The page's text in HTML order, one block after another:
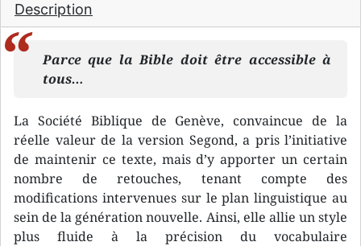
Description
Parce que la Bible doit être accessible à
tous…
La Société Biblique de Genève, convaincue de la
réelle valeur de la version Segond, a pris l’initiative
de maintenir ce texte, mais d’y apporter un certain
nombre de retouches, tenant compte des
modifications intervenues sur le plan linguistique au
sein de la génération nouvelle. Ainsi, elle allie un style
plus fluide à la précision du vocabulaire